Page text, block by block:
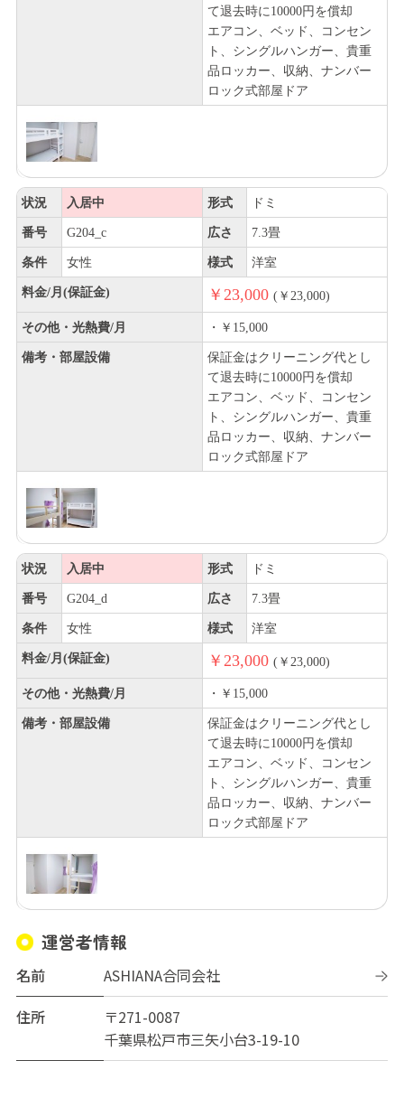
て退去時に10000円を償却
エアコン、ベッド、コンセン
ト、シングルハンガー、貴重
品ロッカー、収納、ナンバー
ロック式部屋ドア
状況 入居中 形式 ドミ
番号 G204_c 広さ 7.3畳
条件 女性 様式 洋室
料金/月(保証金) ￥23,000 (￥23,000)
その他・光熱費/月 ・￥15,000
備考・部屋設備
保証金はクリーニング代とし
て退去時に10000円を償却
エアコン、ベッド、コンセン
ト、シングルハンガー、貴重
品ロッカー、収納、ナンバー
ロック式部屋ドア
状況 入居中 形式 ドミ
番号 G204_d 広さ 7.3畳
条件 女性 様式 洋室
料金/月(保証金) ￥23,000 (￥23,000)
その他・光熱費/月 ・￥15,000
備考・部屋設備
保証金はクリーニング代とし
て退去時に10000円を償却
エアコン、ベッド、コンセン
ト、シングルハンガー、貴重
品ロッカー、収納、ナンバー
ロック式部屋ドア
運営者情報
名前
ASHIANA合同会社
住所
〒271-0087
千葉県松戸市三矢小台3-19-10